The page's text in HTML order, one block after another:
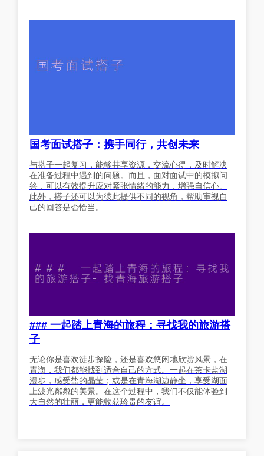
国考面试搭子：携手同行，共创未来
与搭子一起复习，能够共享资源，交流心得，及时解决
在准备过程中遇到的问题。而且，面对面试中的模拟问
答，可以有效提升应对紧张情绪的能力，增强自信心。
此外，搭子还可以为彼此提供不同的视角，帮助审视自
己的回答是否恰当。
### 一起踏上青海的旅程：寻找我的旅游搭
子
无论你是喜欢徒步探险，还是喜欢悠闲地欣赏风景，在
青海，我们都能找到适合自己的方式。一起在茶卡盐湖
漫步，感受盐的晶莹；或是在青海湖边静坐，享受湖面
上波光粼粼的美景。在这个过程中，我们不仅能体验到
大自然的壮丽，更能收获珍贵的友谊。